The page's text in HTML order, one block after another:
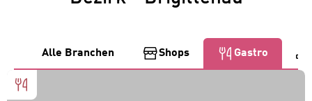
Alle Branchen Shops Gastro